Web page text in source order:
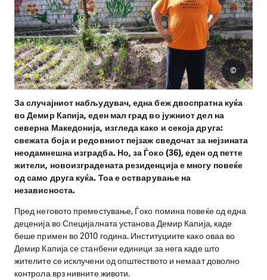
За случајниот набљудувач, една беж двоспратна куќа
во Демир Капија, еден мал град во јужниот дел на
северна Македонија, изгледа како и секоја друга:
свежата боја и редовниот пејзаж сведочат за нејзината
неодамнешна изградба. Но, за Ѓоко (36), еден од петте
жители, новоизградената резиденција е многу повеќе
од само друга куќа. Тоа е остварување на
независноста.
©
Пред неговото преместување, Ѓоко помина повеќе од една
деценија во Специјалната установа Демир Капија, каде
беше примен во 2010 година. Институциите како оваа во
Демир Капија се станбени единици за нега каде што
жителите се исклучени од општеството и немаат доволно
контрола врз нивните животи.